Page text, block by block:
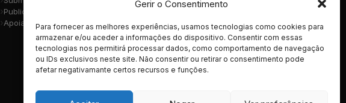
Gerir o Consentimento
Para fornecer as melhores experiências, usamos tecnologias como cookies para
armazenar e/ou aceder a informações do dispositivo. Consentir com essas
tecnologias nos permitirá processar dados, como comportamento de navegação
ou IDs exclusivos neste site. Não consentir ou retirar o consentimento pode
afetar negativamante certos recursos e funções.
Publicidade
Apoiar o Projeto